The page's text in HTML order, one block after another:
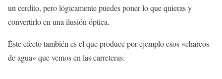
un cerdito, pero lógicamente puedes poner lo que quieras y
convertirlo en una ilusión óptica.
Éste efecto también es el que produce por ejemplo esos «charcos
de agua» que vemos en las carreteras: